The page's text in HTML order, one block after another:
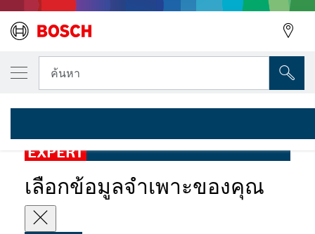
ค้นหา
...
ใบตัด EXPERT Diamond Metal Wheel สำหรับเครื่องเจียแบบเอียง
EXPERT
เลือกข้อมูลจำเพาะของคุณ
รุ่นที่คุณเลือก
ใบตัด EXPERT Diamond Metal Wheel X-
2 608 900 533